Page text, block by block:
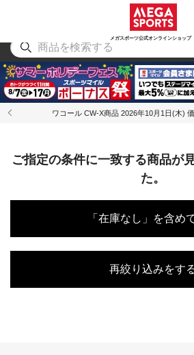
メガスポーツ公式オンラインショップ
アウトドア
ワコール CW-X商品 2026年10月1日(木)
ご指定の条件に一致する商品が
た。
「在庫なし」を含め
再絞り込みをす